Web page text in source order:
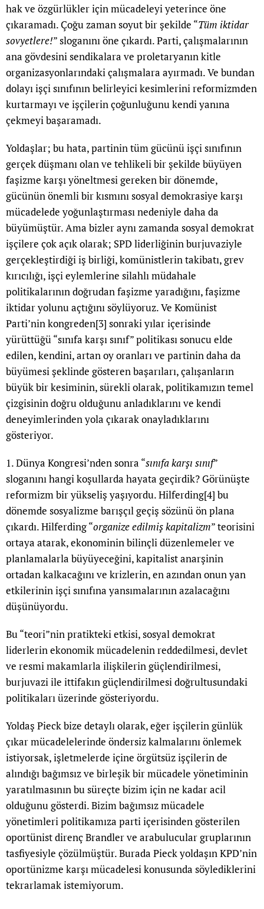
hak ve özgürlükler için mücadeleyi yeterince öne
çıkaramadı. Çoğu zaman soyut bir şekilde “Tüm iktidar
sovyetlere!” sloganını öne çıkardı. Parti, çalışmalarının
ana gövdesini sendikalara ve proletaryanın kitle
organizasyonlarındaki çalışmalara ayırmadı. Ve bundan
dolayı işçi sınıfının belirleyici kesimlerini reformizmden
kurtarmayı ve işçilerin çoğunluğunu kendi yanına
çekmeyi başaramadı.
Yoldaşlar; bu hata, partinin tüm gücünü işçi sınıfının
gerçek düşmanı olan ve tehlikeli bir şekilde büyüyen
faşizme karşı yöneltmesi gereken bir dönemde,
gücünün önemli bir kısmını sosyal demokrasiye karşı
mücadelede yoğunlaştırması nedeniyle daha da
büyümüştür. Ama bizler aynı zamanda sosyal demokrat
işçilere çok açık olarak; SPD liderliğinin burjuvaziyle
gerçekleştirdiği iş birliği, komünistlerin takibatı, grev
kırıcılığı, işçi eylemlerine silahlı müdahale
politikalarının doğrudan faşizme yaradığını, faşizme
iktidar yolunu açtığını söylüyoruz. Ve Komünist
Parti’nin kongreden[3] sonraki yılar içerisinde
yürüttüğü “sınıfa karşı sınıf” politikası sonucu elde
edilen, kendini, artan oy oranları ve partinin daha da
büyümesi şeklinde gösteren başarıları, çalışanların
büyük bir kesiminin, sürekli olarak, politikamızın temel
çizgisinin doğru olduğunu anladıklarını ve kendi
deneyimlerinden yola çıkarak onayladıklarını
gösteriyor.
1. Dünya Kongresi’nden sonra “sınıfa karşı sınıf”
sloganını hangi koşullarda hayata geçirdik? Görünüşte
reformizm bir yükseliş yaşıyordu. Hilferding[4] bu
dönemde sosyalizme barışçıl geçiş sözünü ön plana
çıkardı. Hilferding “organize edilmiş kapitalizm” teorisini
ortaya atarak, ekonominin bilinçli düzenlemeler ve
planlamalarla büyüyeceğini, kapitalist anarşinin
ortadan kalkacağını ve krizlerin, en azından onun yan
etkilerinin işçi sınıfına yansımalarının azalacağını
düşünüyordu.
Bu “teori”nin pratikteki etkisi, sosyal demokrat
liderlerin ekonomik mücadelenin reddedilmesi, devlet
ve resmi makamlarla ilişkilerin güçlendirilmesi,
burjuvazi ile ittifakın güçlendirilmesi doğrultusundaki
politikaları üzerinde gösteriyordu.
Yoldaş Pieck bize detaylı olarak, eğer işçilerin günlük
çıkar mücadelelerinde öndersiz kalmalarını önlemek
istiyorsak, işletmelerde içine örgütsüz işçilerin de
alındığı bağımsız ve birleşik bir mücadele yönetiminin
yaratılmasının bu süreçte bizim için ne kadar acil
olduğunu gösterdi. Bizim bağımsız mücadele
yönetimleri politikamıza parti içerisinden gösterilen
oportünist direnç Brandler ve arabulucular gruplarının
tasfiyesiyle çözülmüştür. Burada Pieck yoldaşın KPD’nin
oportünizme karşı mücadelesi konusunda söylediklerini
tekrarlamak istemiyorum.